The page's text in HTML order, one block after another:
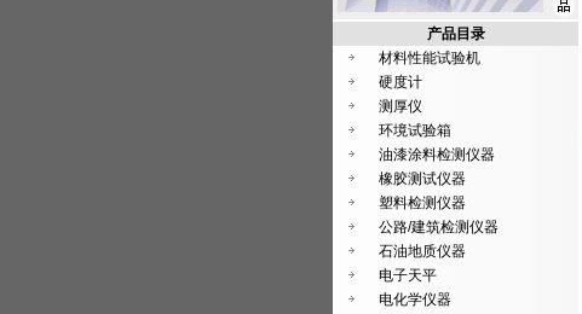
产品目录
材料性能试验机
硬度计
测厚仪
环境试验箱
油漆涂料检测仪器
橡胶测试仪器
塑料检测仪器
公路/建筑检测仪器
石油地质仪器
电子天平
电化学仪器